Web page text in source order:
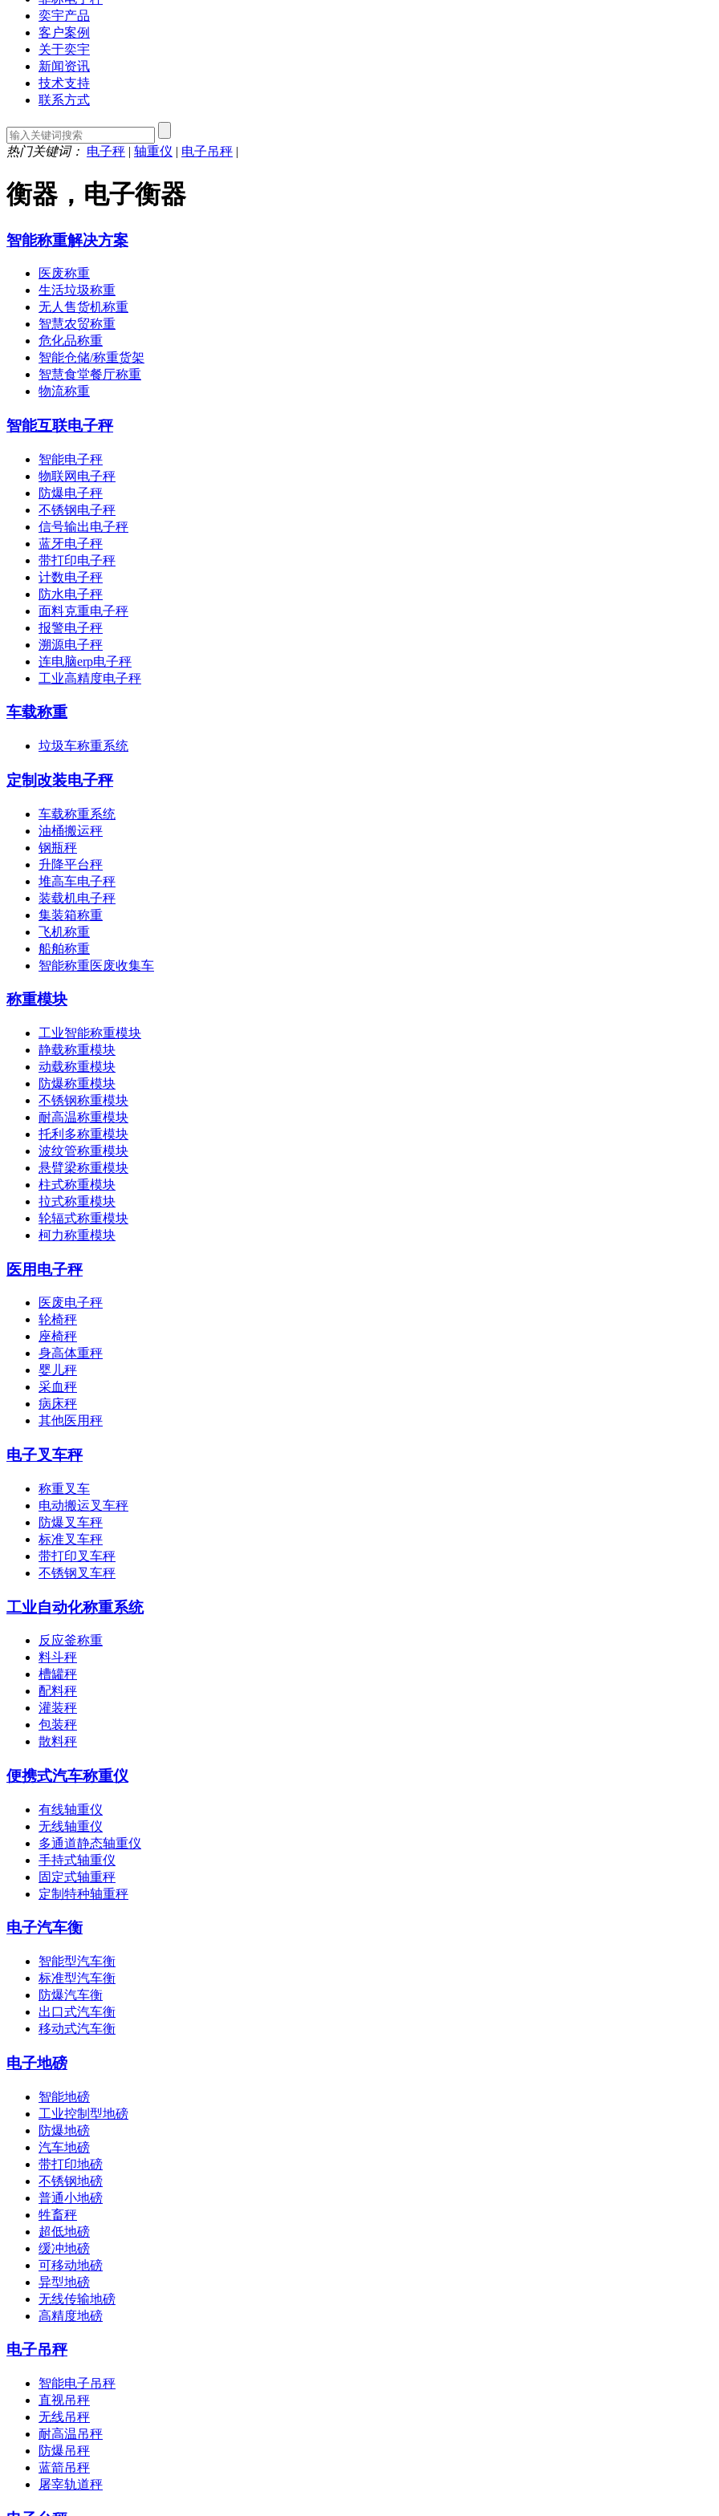
奕宇产品
客户案例
关于奕宇
新闻资讯
技术支持
联系方式
热门关键词： 电子秤 | 轴重仪 | 电子吊秤 |
衡器，电子衡器
智能称重解决方案
医废称重
生活垃圾称重
无人售货机称重
智慧农贸称重
危化品称重
智能仓储/称重货架
智慧食堂餐厅称重
物流称重
智能互联电子秤
智能电子秤
物联网电子秤
防爆电子秤
不锈钢电子秤
信号输出电子秤
蓝牙电子秤
带打印电子秤
计数电子秤
防水电子秤
面料克重电子秤
报警电子秤
溯源电子秤
连电脑erp电子秤
工业高精度电子秤
车载称重
垃圾车称重系统
定制改装电子秤
车载称重系统
油桶搬运秤
钢瓶秤
升降平台秤
堆高车电子秤
装载机电子秤
集装箱称重
飞机称重
船舶称重
智能称重医废收集车
称重模块
工业智能称重模块
静载称重模块
动载称重模块
防爆称重模块
不锈钢称重模块
耐高温称重模块
托利多称重模块
波纹管称重模块
悬臂梁称重模块
柱式称重模块
拉式称重模块
轮辐式称重模块
柯力称重模块
医用电子秤
医废电子秤
轮椅秤
座椅秤
身高体重秤
婴儿秤
采血秤
病床秤
其他医用秤
电子叉车秤
称重叉车
电动搬运叉车秤
防爆叉车秤
标准叉车秤
带打印叉车秤
不锈钢叉车秤
工业自动化称重系统
反应釜称重
料斗秤
槽罐秤
配料秤
灌装秤
包装秤
散料秤
便携式汽车称重仪
有线轴重仪
无线轴重仪
多通道静态轴重仪
手持式轴重仪
固定式轴重秤
定制特种轴重秤
电子汽车衡
智能型汽车衡
标准型汽车衡
防爆汽车衡
出口式汽车衡
移动式汽车衡
电子地磅
智能地磅
工业控制型地磅
防爆地磅
汽车地磅
带打印地磅
不锈钢地磅
普通小地磅
牲畜秤
超低地磅
缓冲地磅
可移动地磅
异型地磅
无线传输地磅
高精度地磅
电子吊秤
智能电子吊秤
直视吊秤
无线吊秤
耐高温吊秤
防爆吊秤
蓝箭吊秤
屠宰轨道秤